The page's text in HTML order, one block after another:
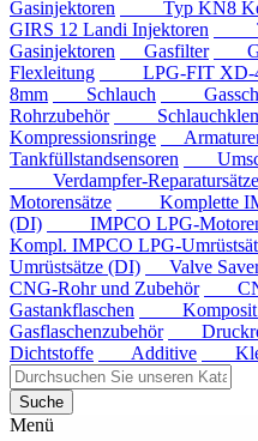
Gasinjektoren
Typ KN8
GIRS 12 Landi Injektoren
Gasinjektoren
Gasfilter
Flexleitung
LPG-FIT XD-4
8mm
Schlauch
Rohrzubehör
Kompressionsringe
Tankfüllstandsensoren
Verdampfer-
Motorensätze
Komplette
(DI)
IMPCO LPG-
Kompl. IMPCO LPG-
Umrüstsätze (DI)
Valve
CNG-Rohr und Zubehör
Gastankflaschen
Komposit
Gasflaschenzubehör
Dichtstoffe
Additive
Suche
Menü